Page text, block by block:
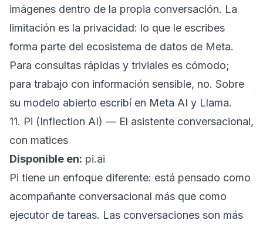
imágenes dentro de la propia conversación. La
limitación es la privacidad: lo que le escribes
forma parte del ecosistema de datos de Meta.
Para consultas rápidas y triviales es cómodo;
para trabajo con información sensible, no. Sobre
su modelo abierto escribí en Meta AI y Llama.
11. Pi (Inflection AI) — El asistente conversacional,
con matices
Disponible en: pi.ai
Pi tiene un enfoque diferente: está pensado como
acompañante conversacional más que como
ejecutor de tareas. Las conversaciones son más